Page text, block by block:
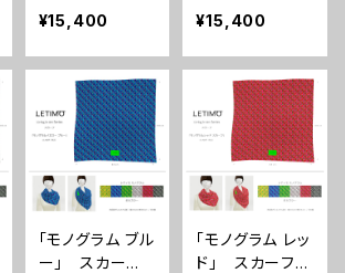
フ ■配送まで
3週間
¥15,400
フ ■配送まで
3週間
¥15,400
「モノグラム ブル
ー」 スカー
「モノグラム レッ
ド」 スカーフ